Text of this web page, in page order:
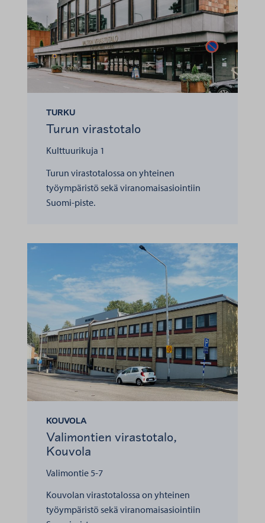
TURKU
Turun virastotalo
Kulttuurikuja 1
Turun virastotalossa on yhteinen
työympäristö sekä viranomaisasiointiin
Suomi-piste.
KOUVOLA
Valimontien virastotalo,
Kouvola
Valimontie 5-7
Kouvolan virastotalossa on yhteinen
työympäristö sekä viranomaisasiointiin